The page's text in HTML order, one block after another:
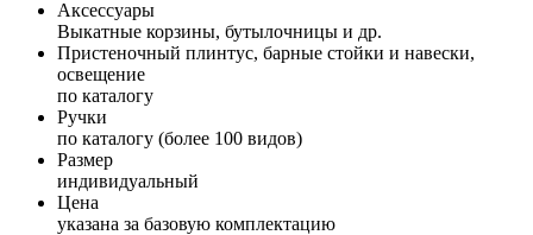
Аксессуары
Выкатные корзины, бутылочницы и др.
Пристеночный плинтус, барные стойки и навески,
освещение
по каталогу
Ручки
по каталогу (более 100 видов)
Размер
индивидуальный
Цена
указана за базовую комплектацию